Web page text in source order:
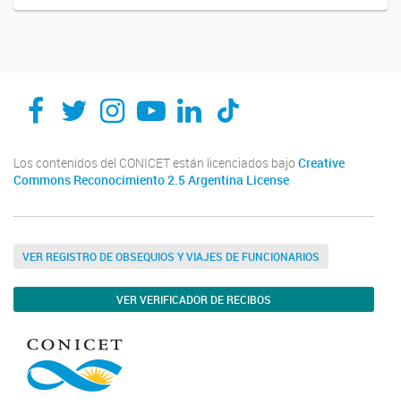
Los contenidos del CONICET están licenciados bajo Creative
Commons Reconocimiento 2.5 Argentina License
VER REGISTRO DE OBSEQUIOS Y VIAJES DE FUNCIONARIOS
VER VERIFICADOR DE RECIBOS